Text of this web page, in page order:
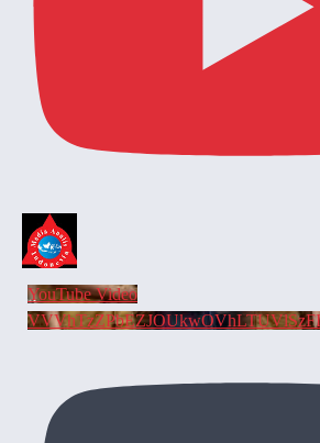
YouTube Video